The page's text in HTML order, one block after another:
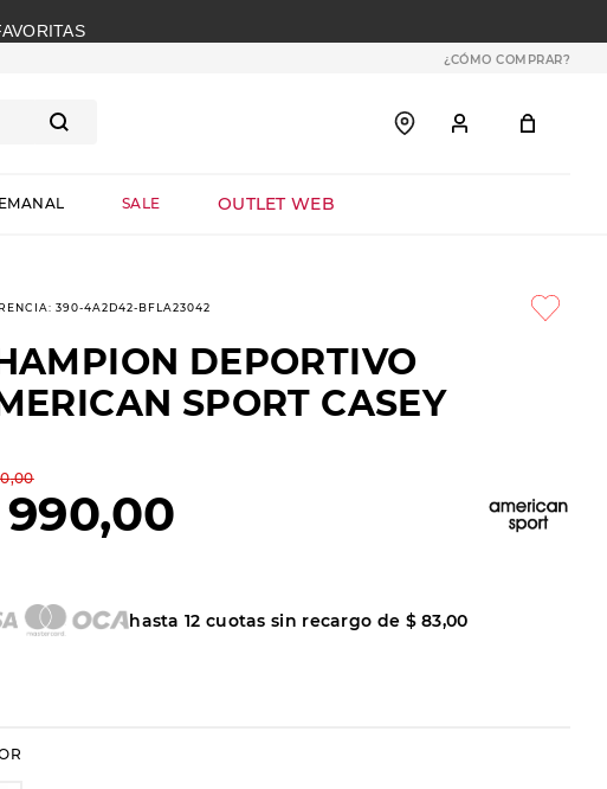
¿CÓMO COMPRAR?
SALE OUTLET WEB
:390-4A2D42-BFLA23042
DEPORTIVO
SPORT CASEY
,00
990,00
hasta12 cuotas sin recargo de $ 83,00